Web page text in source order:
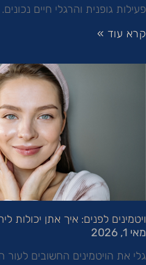
פעילות גופנית והרגלי חיים
קרא עוד »
ויטמינים לפנים: איך אתן יכולות
מאי 1, 2026
גלי את הויטמינים החשובים